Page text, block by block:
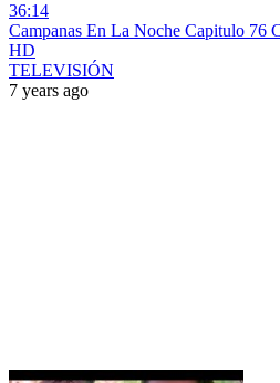
36:14
Campanas En La Noche Capitulo 76
HD
TELEVISIÓN
7 years ago